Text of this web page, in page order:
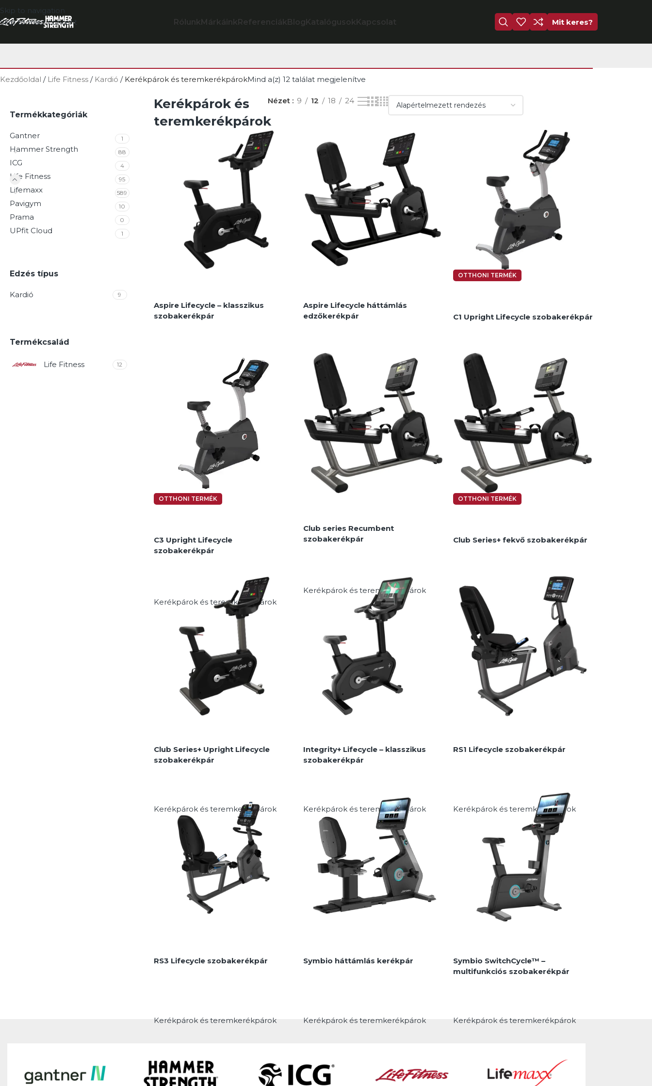
Skip to navigation
Skip to main content
Rólunk Márkáink Referenciák Blog Katalógusok Kapcsolat Mit keres?
Kezdőoldal / Life Fitness / Kardió / Kerékpárok és teremkerékpárokMind a(z) 12 találat megjelenítve
Termékkategóriák
Gantner 1
Hammer Strength 88
ICG 4
Life Fitness 95
Lifemaxx 589
Pavigym 10
Prama 0
UPfit Cloud 1
Edzés típus
Kardió 9
Termékcsalád
Life Fitness 12
Kerékpárok és
teremkerékpárok
Nézet 9 12 18 24
Aspire Lifecycle – klasszikus
szobakerékpár
Kerékpárok és teremkerékpárok
MEGNÉZEM
Aspire Lifecycle háttámlás
edzőkerékpár
Kerékpárok és teremkerékpárok
MEGNÉZEM
OTTHONI TERMÉK
C1 Upright Lifecycle szobakerékpár
Kerékpárok és teremkerékpárok
MEGNÉZEM
OTTHONI TERMÉK
C3 Upright Lifecycle
szobakerékpár
Kerékpárok és teremkerékpárok
MEGNÉZEM
Club series Recumbent
szobakerékpár
Kerékpárok és teremkerékpárok
MEGNÉZEM
OTTHONI TERMÉK
Club Series+ fekvő szobakerékpár
Kerékpárok és teremkerékpárok
MEGNÉZEM
Club Series+ Upright Lifecycle
szobakerékpár
Kerékpárok és teremkerékpárok
MEGNÉZEM
Integrity+ Lifecycle – klasszikus
szobakerékpár
Kerékpárok és teremkerékpárok
MEGNÉZEM
RS1 Lifecycle szobakerékpár
Kerékpárok és teremkerékpárok
MEGNÉZEM
RS3 Lifecycle szobakerékpár
Kerékpárok és teremkerékpárok
Symbio háttámlás kerékpár
Kerékpárok és teremkerékpárok
Symbio SwitchCycle™ –
multifunkciós szobakerékpár
Kerékpárok és teremkerékpárok